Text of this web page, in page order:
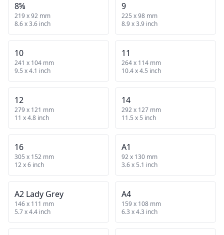
8⅝
219 x 92 mm
8.6 x 3.6 inch
9
225 x 98 mm
8.9 x 3.9 inch
10
241 x 104 mm
9.5 x 4.1 inch
11
264 x 114 mm
10.4 x 4.5 inch
12
279 x 121 mm
11 x 4.8 inch
14
292 x 127 mm
11.5 x 5 inch
16
305 x 152 mm
12 x 6 inch
A1
92 x 130 mm
3.6 x 5.1 inch
A2 Lady Grey
146 x 111 mm
5.7 x 4.4 inch
A4
159 x 108 mm
6.3 x 4.3 inch